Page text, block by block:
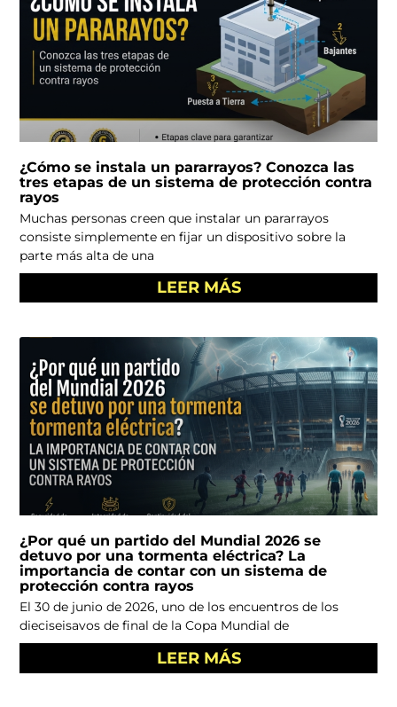
¿Cómo se instala un pararrayos? Conozca las
tres etapas de un sistema de protección contra
rayos
Muchas personas creen que instalar un pararrayos
consiste simplemente en fijar un dispositivo sobre la
parte más alta de una
LEER MÁS
¿Por qué un partido del Mundial 2026 se
detuvo por una tormenta eléctrica? La
importancia de contar con un sistema de
protección contra rayos
El 30 de junio de 2026, uno de los encuentros de los
dieciseisavos de final de la Copa Mundial de
LEER MÁS